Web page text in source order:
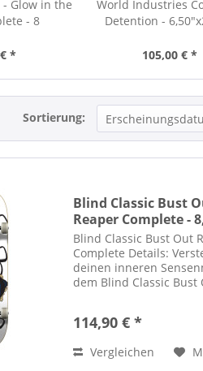
Glow in the
- 8
*
World Industries
Detention -
105,00 € *
Sortierung:
Blind Classic Bust
Reaper Complete -
Blind Classic Bust Out
Complete Details:
deinen inneren
dem Blind Classic Bust
kleinere Fahrer geeignet.
114,90 € *
Vergleichen